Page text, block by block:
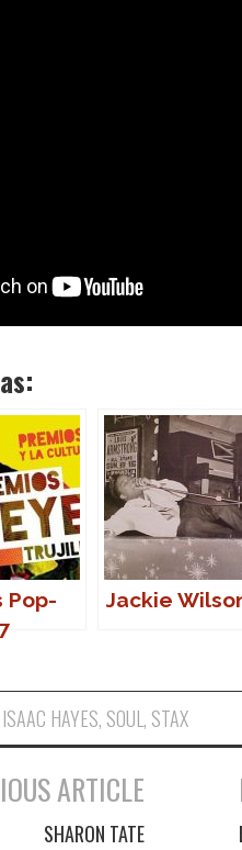
Pop-
Jackie
ISAAC HAYES, SOUL, STAX
ARTICLE
SHARON TATE